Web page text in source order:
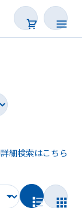
詳細検索はこちら